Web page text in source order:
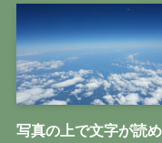
写真の上で文字が読